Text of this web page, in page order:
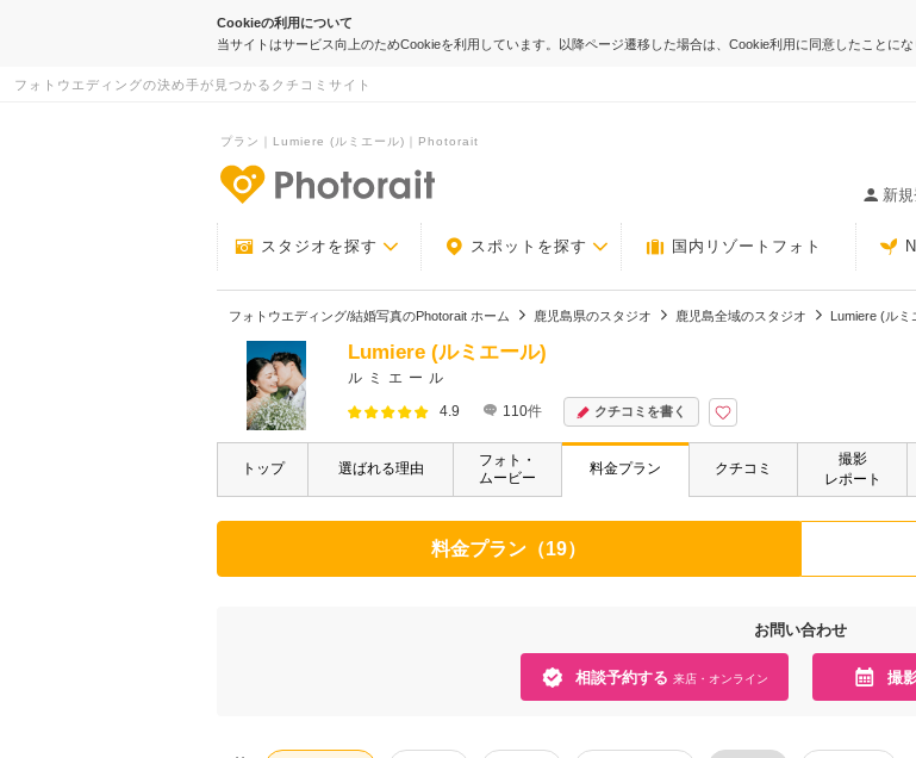
Cookieの利用について
当サイトはサービス向上のためCookieを利用しています。以降ページ遷移した場合は、Cookie利用に同意したことにな
フォトウエディングの決め手が見つかるクチコミサイト
プラン｜Lumiere (ルミエール)｜Photorait
新
スタジオを探す スポットを探す 国内リゾートフォト
フォトウエディング/結婚写真のPhotorait ホーム 鹿児島県のスタジオ 鹿児島全域のスタジオ Lumiere (ルミ
Lumiere (ルミエール)
ルミエール
4.9
110件 クチコミを書く
トップ 選ばれる理由
フォト・
ムービー
料金プラン クチコミ
撮影
レポート
料金プラン（19）
お問い合わせ
相談予約する 来店・オンライン 撮